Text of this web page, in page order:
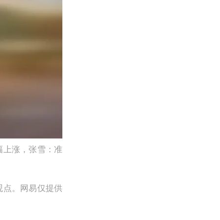
涨，张雪：准
点。网易仅提供